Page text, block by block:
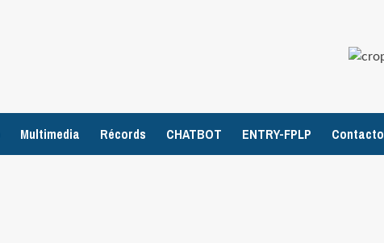
Multimedia Récords CHATBOT ENTRY-FPLP Contacto